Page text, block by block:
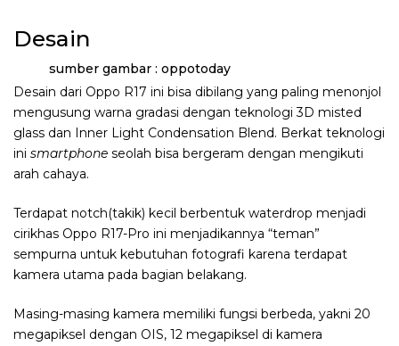
Desain
sumber gambar : oppotoday
Desain dari Oppo R17 ini bisa dibilang yang paling menonjol
mengusung warna gradasi dengan teknologi 3D misted
glass dan Inner Light Condensation Blend. Berkat teknologi
ini smartphone seolah bisa bergeram dengan mengikuti
arah cahaya.
Terdapat notch(takik) kecil berbentuk waterdrop menjadi
cirikhas Oppo R17-Pro ini menjadikannya “teman”
sempurna untuk kebutuhan fotografi karena terdapat
kamera utama pada bagian belakang.
Masing-masing kamera memiliki fungsi berbeda, yakni 20
megapiksel dengan OIS, 12 megapiksel di kamera